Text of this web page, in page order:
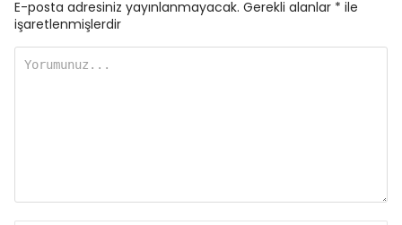
E-posta adresiniz yayınlanmayacak. Gerekli alanlar * ile
işaretlenmişlerdir